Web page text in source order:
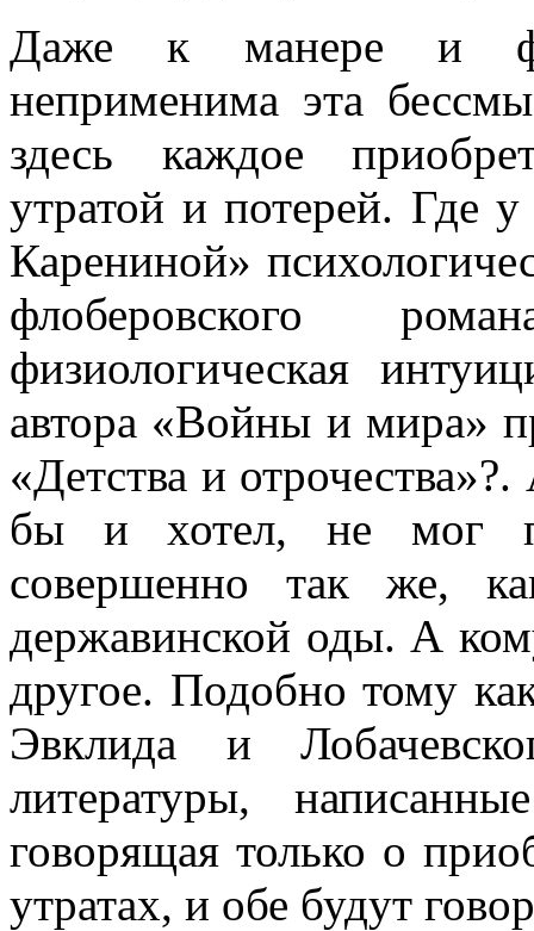
Даже к манере и
неприменима эта
здесь каждое
утратой и потерей. Где
Карениной»
флоберовского
физиологическая
автора «Войны и мира»
«Детства и
бы и хотел, не мог
совершенно так же,
державинской оды. А
другое. Подобно тому
Эвклида и
литературы,
говорящая только о
утратах, и обе будут